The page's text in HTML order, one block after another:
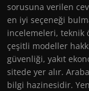
sorusuna verilen
en iyi seçeneği
incelemeleri, teknik
çeşitli modeller
güvenliği, yakıt
sitede yer alır.
bilgi hazinesidir.